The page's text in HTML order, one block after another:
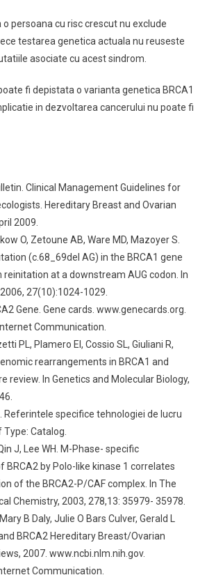
persoana cu risc crescut nu exclude
testarea genetica actuala nu reuseste
asociate cu acest sindrom.
fi depistata o varianta genetica BRCA1
in dezvoltarea cancerului nu poate fi
Clinical Management Guidelines for
Hereditary Breast and Ovarian
2009.
O, Zetoune AB, Ware MD, Mazoyer S.
(c.68_69del AG) in the BRCA1 gene
at a downstream AUG codon. In
27(10):1024-1029.
Gene. Gene cards. www.genecards.org.
Communication.
PL, Plamero EI, Cossio SL, Giuliani R,
rearrangements in BRCA1 and
review. In Genetics and Molecular Biology,
Referintele specifice tehnologiei de lucru
Catalog.
J, Lee WH. M-Phase- specific
BRCA2 by Polo-like kinase 1 correlates
of the BRCA2-P/CAF complex. In The
Chemistry, 2003, 278,13: 35979- 35978.
B Daly, Julie O Bars Culver, Gerald L
BRCA2 Hereditary Breast/Ovarian
2007. www.ncbi.nlm.nih.gov.
Communication.